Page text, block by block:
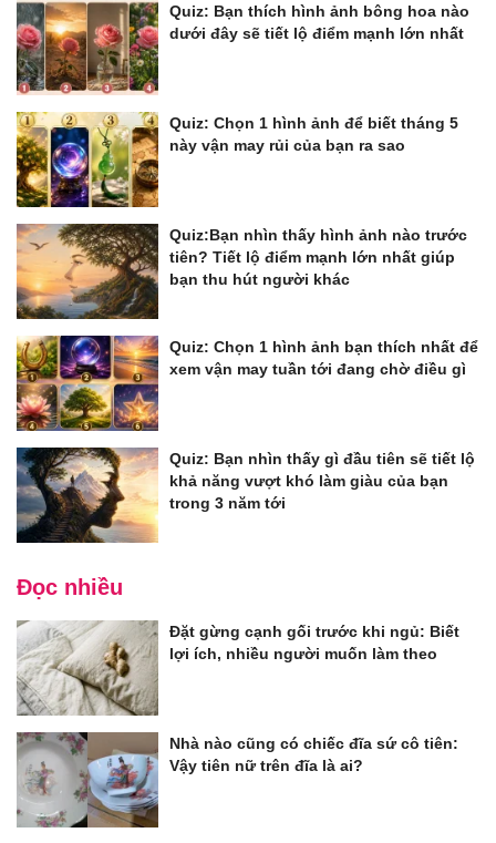
Quiz: Bạn thích hình ảnh bông hoa nào
dưới đây sẽ tiết lộ điểm mạnh lớn nhất
Quiz: Chọn 1 hình ảnh để biết tháng 5
này vận may rủi của bạn ra sao
Quiz:Bạn nhìn thấy hình ảnh nào trước
tiên? Tiết lộ điểm mạnh lớn nhất giúp
bạn thu hút người khác
Quiz: Chọn 1 hình ảnh bạn thích nhất để
xem vận may tuần tới đang chờ điều gì
Quiz: Bạn nhìn thấy gì đầu tiên sẽ tiết lộ
khả năng vượt khó làm giàu của bạn
trong 3 năm tới
Đọc nhiều
Đặt gừng cạnh gối trước khi ngủ: Biết
lợi ích, nhiều người muốn làm theo
Nhà nào cũng có chiếc đĩa sứ cô tiên:
Vậy tiên nữ trên đĩa là ai?